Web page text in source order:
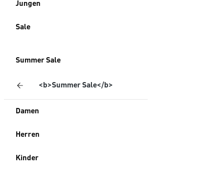
Jungen
Sale
Summer Sale
<b>Summer Sale</b>
Damen
Herren
Kinder